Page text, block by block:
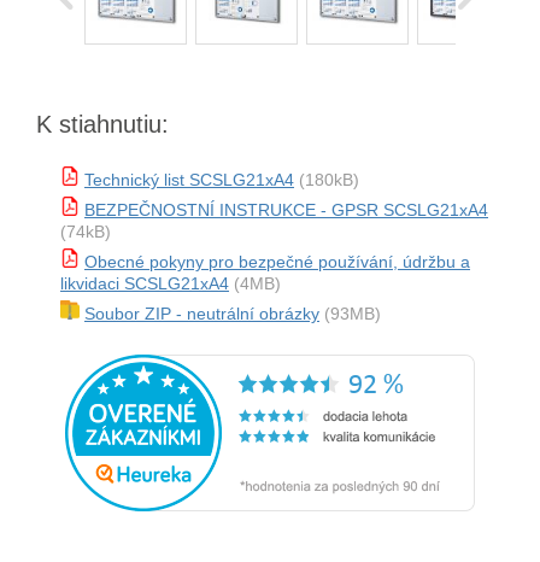
K stiahnutiu:
Technický list SCSLG21xA4 (180kB)
BEZPEČNOSTNÍ INSTRUKCE - GPSR SCSLG21xA4
(74kB)
Obecné pokyny pro bezpečné používání, údržbu a
likvidaci SCSLG21xA4 (4MB)
Soubor ZIP - neutrální obrázky (93MB)